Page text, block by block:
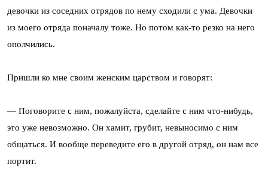
девочки из соседних отрядов по нему сходили с ума. Девочки
из моего отряда поначалу тоже. Но потом как-то резко на него
ополчились.
Пришли ко мне своим женским царством и говорят:
— Поговорите с ним, пожалуйста, сделайте с ним что-нибудь,
это уже невозможно. Он хамит, грубит, невыносимо с ним
общаться. И вообще переведите его в другой отряд, он нам все
портит.